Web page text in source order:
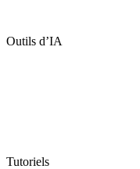
Outils d’IA
Tutoriels